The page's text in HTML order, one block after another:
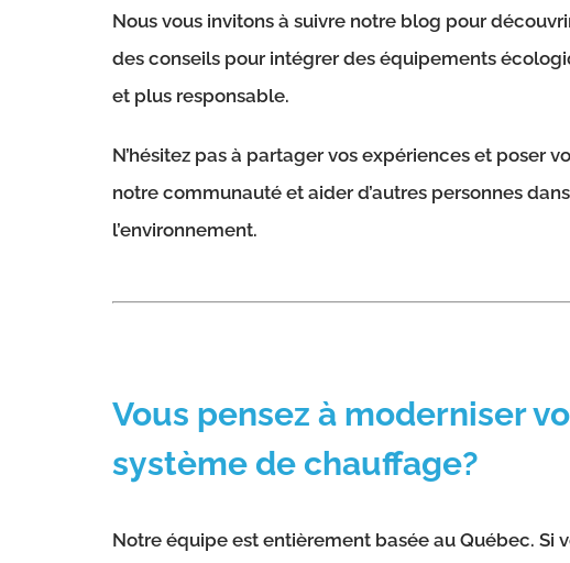
Nous vous invitons à suivre notre blog pour
des conseils pour intégrer des équipements
et plus responsable.
N’hésitez pas à partager vos expériences et poser
notre communauté et aider d’autres personnes
l’environnement.
Vous pensez à moderniser
système de chauffage?
Notre équipe est entièrement basée au Québec. Si